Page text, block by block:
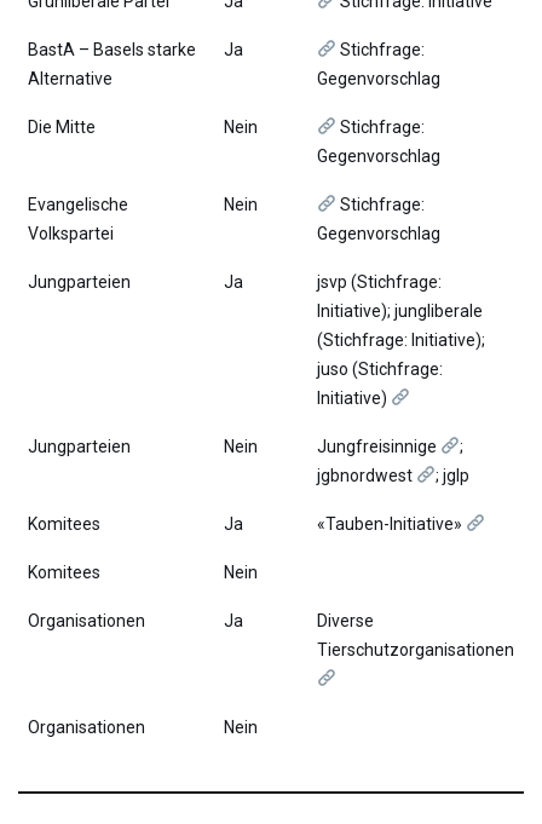
BastA – Basels starke
Alternative
Ja
Stichfrage:
Gegenvorschlag
Die Mitte Nein
Stichfrage:
Gegenvorschlag
Evangelische
Volkspartei
Nein
Stichfrage:
Gegenvorschlag
Jungparteien Ja
jsvp (Stichfrage:
Initiative); jungliberale
(Stichfrage: Initiative);
juso (Stichfrage:
Initiative)
Jungparteien Nein Jungfreisinnige
;
jgbnordwest
; jglp
Komitees Ja «Tauben-Initiative»
Komitees Nein
Organisationen Ja
Diverse
Tierschutzorganisationen
Organisationen Nein